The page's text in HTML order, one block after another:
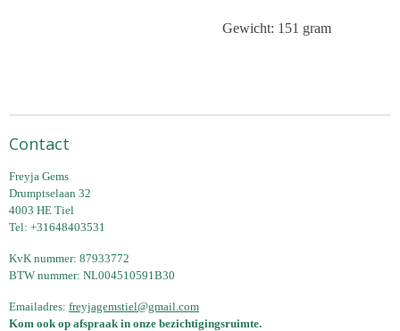
Gewicht: 151 gram
Contact
Freyja Gems
Drumptselaan 32
4003 HE Tiel
Tel: +31648403531
KvK nummer: 87933772
BTW nummer: NL004510591B30
Emailadres: freyjagemstiel@gmail.com
Kom ook op afspraak in onze bezichtigingsruimte.